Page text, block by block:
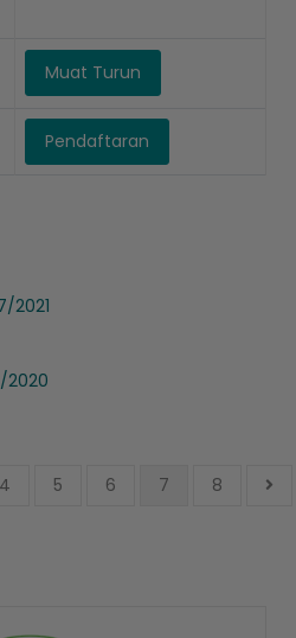
Muat Turun
Pendaftaran
2021
2020
4 5 6 7 8